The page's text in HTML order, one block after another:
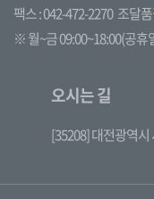
팩스 : 042-472-2270 조달
※ 월~금 09:00~18:00(공휴
오시는 길
[35208] 대전광역시